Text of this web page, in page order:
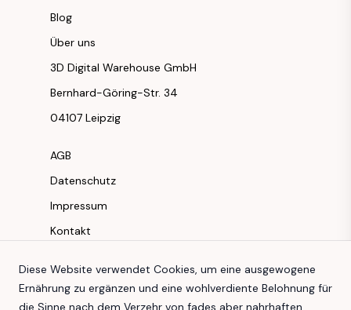
Blog
Über uns
3D Digital Warehouse GmbH
Bernhard-Göring-Str. 34
04107 Leipzig
AGB
Datenschutz
Impressum
Kontakt
Instagram
Facebook
Diese Website verwendet Cookies, um eine ausgewogene
Ernährung zu ergänzen und eine wohlverdiente Belohnung für
die Sinne nach dem Verzehr von fades aber nahrhaften